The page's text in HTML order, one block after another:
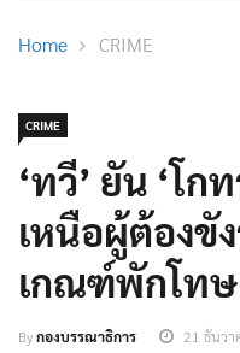
Home CRIME
CRIME
‘ทวี’ ยัน ‘โก
เหนือผู้ต้องขั
เกณฑ์พักโทษ
Byกองบรรณาธิการ 21 ธันว